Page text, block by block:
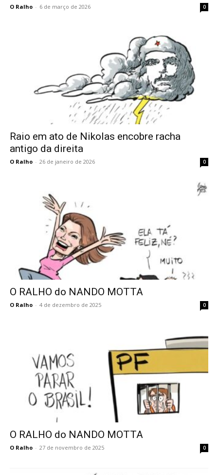
O Ralho - 6 de março de 2026 0
Raio em ato de Nikolas encobre racha
antigo da direita
O Ralho - 26 de janeiro de 2026 0
O RALHO do NANDO MOTTA
O Ralho - 4 de dezembro de 2025 0
O RALHO do NANDO MOTTA
O Ralho - 27 de novembro de 2025 0